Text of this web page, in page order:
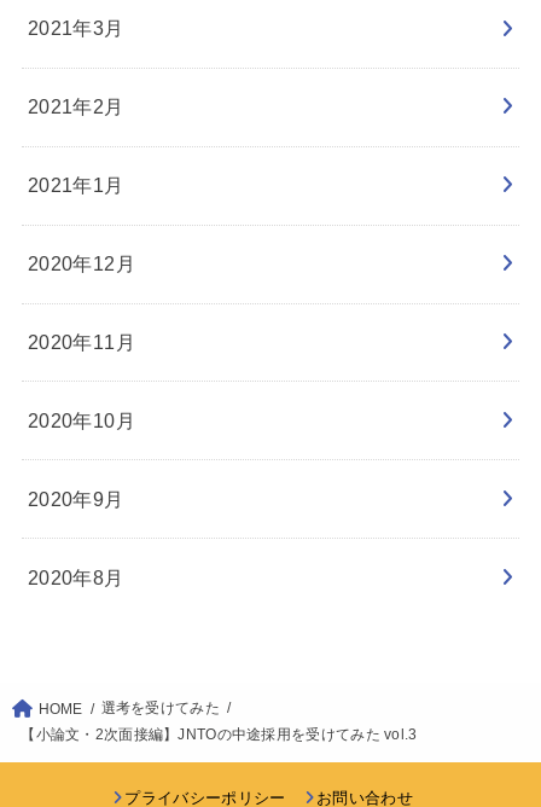
2021年3月
2021年2月
2021年1月
2020年12月
2020年11月
2020年10月
2020年9月
2020年8月
HOME
選考を受けてみた
【小論文・2次面接編】JNTOの中途採用を受けてみた vol.3
プライバシーポリシー お問い合わせ